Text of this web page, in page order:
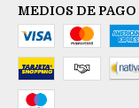
MEDIOS DE PAGO